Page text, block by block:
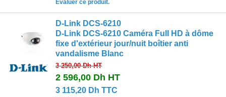
Evaluer ce produit.
D-Link DCS-6210
D-Link DCS-6210 Caméra Full HD à dôme
fixe d'extérieur jour/nuit boîtier anti
vandalisme Blanc
3 250,00 DhHT
2 596,00 Dh HT
3 115,20 Dh TTC